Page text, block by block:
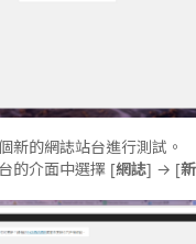
新的網誌站台進行測試。
的介面中選擇 [網誌] → [